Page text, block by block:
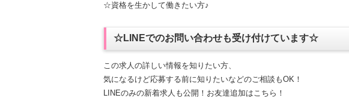
☆資格を生かして働きたい方♪
☆LINEでのお問い合わせも受け付けています☆
この求人の詳しい情報を知りたい方、
気になるけど応募する前に知りたいなどのご相談もOK！
LINEのみの新着求人も公開！お友達追加はこちら！